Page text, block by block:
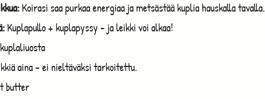
Koirasi saa purkaa energiaa ja metsästää kuplia hauskalla tavalla.
Kuplapullo + kuplapyssy – ja leikki voi alkaa!
aina – ei nieltäväksi tarkoitettu.
butter